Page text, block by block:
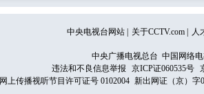
中央电视台网站 关于CCTV.com 人
中央广播电视总台 中国网络
违法和不良信息举报
京ICP证060535号
网上传播视听节目许可证号 0102004 新出网证（京）